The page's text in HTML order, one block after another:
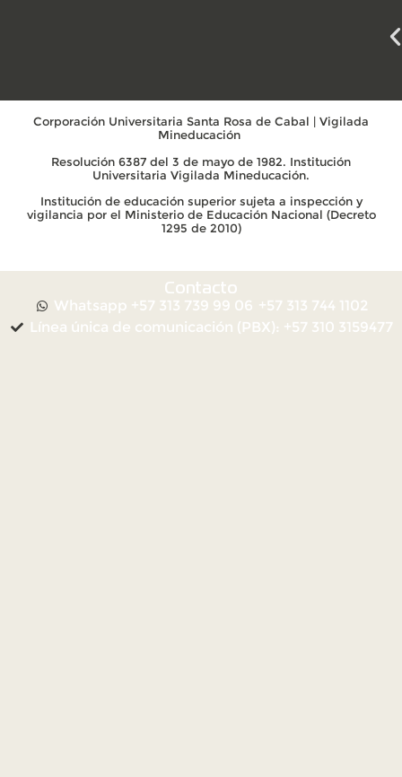
Corporación Universitaria Santa Rosa de Cabal | Vigilada
Mineducación
Resolución 6387 del 3 de mayo de 1982. Institución
Universitaria Vigilada Mineducación.
Institución de educación superior sujeta a inspección y
vigilancia por el Ministerio de Educación Nacional (Decreto
1295 de 2010)
Contacto
Whatsapp +57 313 739 99 06 +57 313 744 1102
Línea única de comunicación (PBX): +57 310 3159477